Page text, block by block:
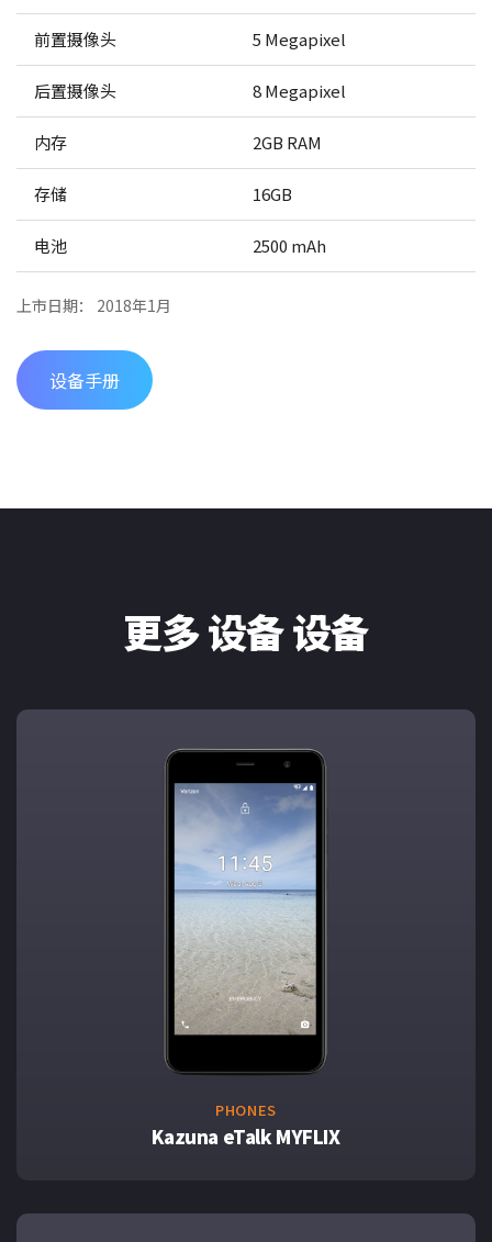
前置摄像头 5 Megapixel
后置摄像头 8 Megapixel
内存 2GB RAM
存储 16GB
电池 2500 mAh
上市日期： 2018年1月
设备手册
更多 设备 设备
PHONES
Kazuna eTalk MYFLIX